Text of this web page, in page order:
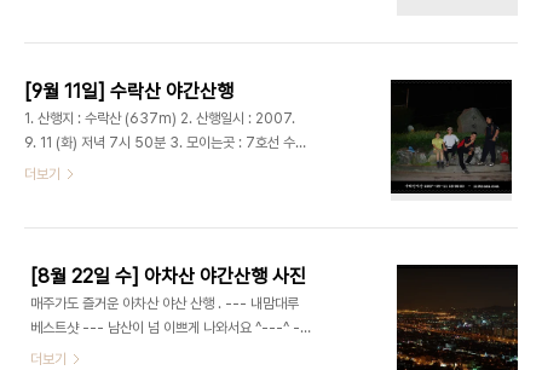
나 미친개나리에서 꼬마개나리로 성공적으로 전향하
는 것도 좋을듯 ... 노원구와 북한산 뚜렷히 보이네요.
북한산 성벽이 눈앞에 펼쳐지는듯 . 별내면, 남양주,
구리시와 저 멀리 한강이 보이네요. 보이세요? 서울
과 남양주 구리시의 경계선을 이루는 수락지맥이 한
눈에 들어 옵니다. 저멀리 용마산부터~망우리~구릉
고 있습니다. 먹골역에 있는 봉화산도 가운데 이쁘게
[9월 11일] 수락산 야간산행
1. 산행지 : 수락산 (637m) 2. 산행일시 : 2007.
9. 11 (화) 저녁 7시 50분 3. 모이는곳 : 7호선 수락
산역 1번 출구쪽 지하 매표소 만남의장소 (벤치) 진달
호형님,쌍코피형님 7.날씨: 구름 맑음 팡팡님이 쏘신
피자 사진 한장. 팡팡님 넘 만나게 먹었습니다. 일단
피자 먹고 출발 샐리누님과 두번째 만나는 쌍코피님.
쌍코피님 아직 등산에 익숙하지 않아, 등산이 힘드셔
요. 힘들지만 열심히 올라가는 모습 보기 좋았습니다.
더보기
[8월 22일 수] 아차산 야간산행 사진
매주가도 즐거운 아차산 야산 산행 . --- 내맘대루
베스트샷 --- 남산이 넘 이쁘게 나와서요 ^---^ --
--- 시작합니다 ------ 저 멀리 북한산능선이 보이
더보기